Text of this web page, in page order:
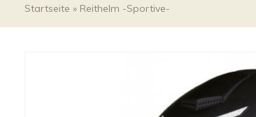
Startseite » Reithelm -Sportive-